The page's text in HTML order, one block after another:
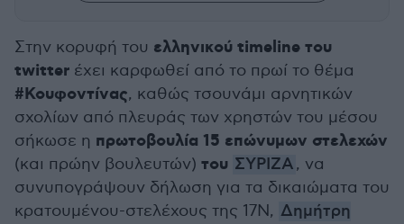
Στην κορυφή του ελληνικού timeline του
twitter έχει καρφωθεί από το πρωί το θέμα
#Κουφοντίνας, καθώς τσουνάμι αρνητικών
σχολίων από πλευράς των χρηστών του μέσου
σήκωσε η πρωτοβουλία 15 επώνυμων στελεχών
(και πρώην βουλευτών) του ΣΥΡΙΖΑ, να
συνυπογράψουν δήλωση για τα δικαιώματα του
κρατουμένου-στελέχους της 17Ν, Δημήτρη